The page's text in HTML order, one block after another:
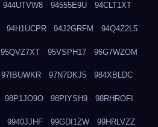
944UTVW8 94555E9U 94CLT1XT
94H1UCPR 94J2GRFM 94Q4Z2L5
95QVZ7XT 95VSPH17 96G7WZOM
97IBUWKR 97N7DKJ5 984XBLDC
98P1JO9O 98PIYSH9 98RHROFI
9940JJHF 99GDI1ZW 99HRLVZZ